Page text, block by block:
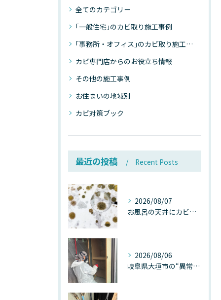
全てのカテゴリー
｢一般住宅｣のカビ取り施工事例
｢事務所・オフィス｣のカビ取り施工事例
カビ専門店からのお役立ち情報
その他の施工事例
お住まいの地域別
カビ対策ブック
最近の投稿 Recent Posts
2026/08/07
お風呂の天井にカビが生えたら要注意！2026年8月の猛暑・高湿度で急増する浴室カビの原因と正しい対策
2026/08/06
岐阜県大垣市の“異常に高い気温”が建物内部を腐らせる──深層カビが爆発的に増える本当の理由